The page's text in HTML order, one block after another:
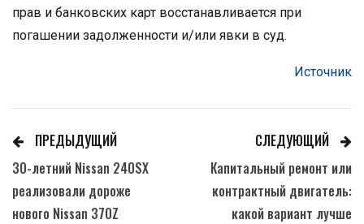
прав и банковских карт восстанавливается при
погашении задолженности и/или явки в суд.
Источник
ПРЕДЫДУЩИЙ
30-летний Nissan 240SX
реализовали дороже
нового Nissan 370Z
СЛЕДУЮЩИЙ
Капитальный ремонт или
контрактный двигатель:
какой вариант лучше